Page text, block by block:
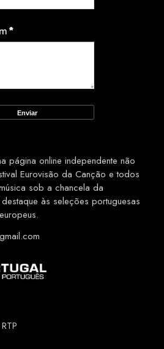
*
página online independente não
Eurovisão da Canção e todos
sob a chancela da
às seleções portuguesas